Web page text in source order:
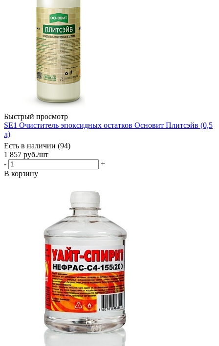
Быстрый просмотр
SE1 Очиститель эпоксидных остатков Основит Плитсэйв (0,5
л)
Есть в наличии (94)
1 857 руб./шт
-
+
В корзину